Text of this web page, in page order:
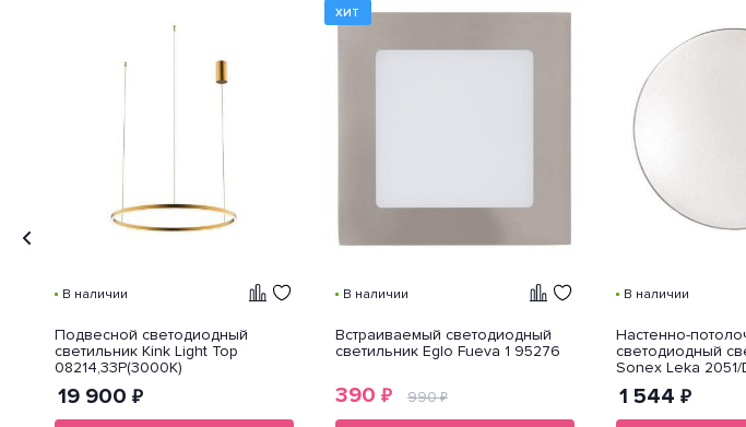
В наличии
Подвесной светодиодный
светильник Kink Light Тор
08214,33P(3000K)
19 900 ₽
ХИТ
В наличии
Встраиваемый светодиодный
светильник Eglo Fueva 1 95276
390 ₽ 990₽
В наличии
Настенно-
светодиодный
Sonex Leka 2051/
1 544 ₽